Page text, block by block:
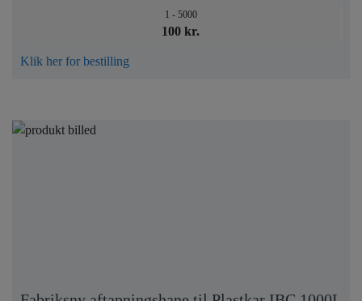
1 - 5000
100 kr.
Klik her for bestilling